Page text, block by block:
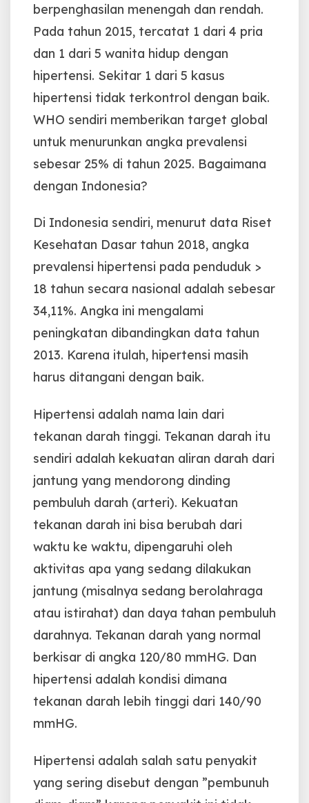
berpenghasilan menengah dan rendah.
Pada tahun 2015, tercatat 1 dari 4 pria
dan 1 dari 5 wanita hidup dengan
hipertensi. Sekitar 1 dari 5 kasus
hipertensi tidak terkontrol dengan baik.
WHO sendiri memberikan target global
untuk menurunkan angka prevalensi
sebesar 25% di tahun 2025. Bagaimana
dengan Indonesia?
Di Indonesia sendiri, menurut data Riset
Kesehatan Dasar tahun 2018, angka
prevalensi hipertensi pada penduduk >
18 tahun secara nasional adalah sebesar
34,11%. Angka ini mengalami
peningkatan dibandingkan data tahun
2013. Karena itulah, hipertensi masih
harus ditangani dengan baik.
Hipertensi adalah nama lain dari
tekanan darah tinggi. Tekanan darah itu
sendiri adalah kekuatan aliran darah dari
jantung yang mendorong dinding
pembuluh darah (arteri). Kekuatan
tekanan darah ini bisa berubah dari
waktu ke waktu, dipengaruhi oleh
aktivitas apa yang sedang dilakukan
jantung (misalnya sedang berolahraga
atau istirahat) dan daya tahan pembuluh
darahnya. Tekanan darah yang normal
berkisar di angka 120/80 mmHG. Dan
hipertensi adalah kondisi dimana
tekanan darah lebih tinggi dari 140/90
mmHG.
Hipertensi adalah salah satu penyakit
yang sering disebut dengan ”pembunuh